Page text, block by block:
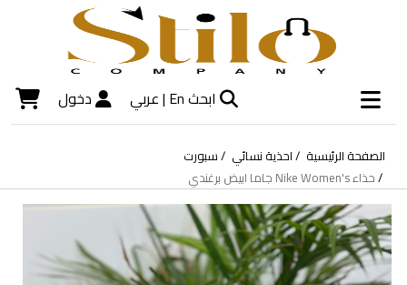
ابحثEn | عربي دخول
الصفحة الرئيسية احذية نسائي
سبورت
حذاء Nike Women's جاما ابيض برغندي